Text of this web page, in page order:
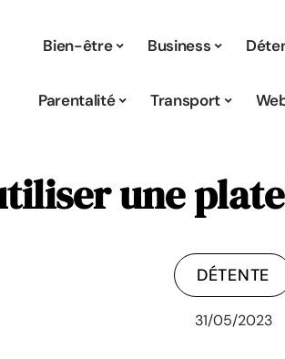
Bien-être Business
Parentalité Transport
une
DÉTENTE
31/05/2023